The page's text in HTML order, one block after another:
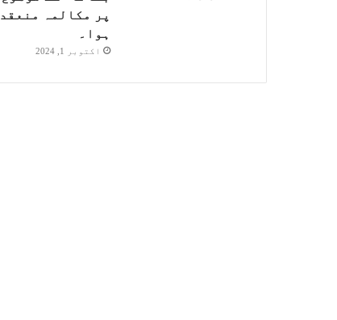
پر مکالمہ منعقد
ہوا۔
اکتوبر 1, 2024